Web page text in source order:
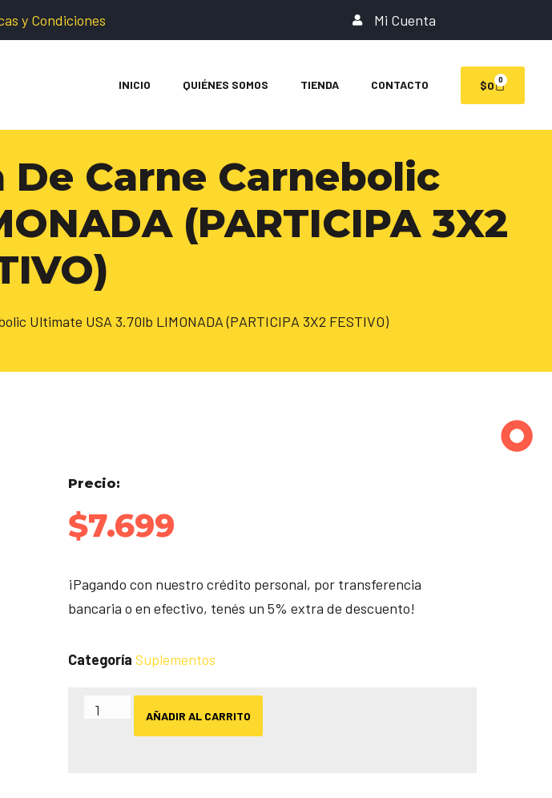
y Condiciones Mi Cuenta
INICIO QUIÉNES SOMOS TIENDA CONTACTO $0 0
Carne Carnebolic
(PARTICIPA 3X2
Ultimate USA 3.70lb LIMONADA (PARTICIPA 3X2 FESTIVO)
Precio:
$7.699
¡Pagando con nuestro crédito personal, por transferencia
bancaria o en efectivo, tenés un 5% extra de descuento!
Categoría Suplementos
AÑADIR AL CARRITO